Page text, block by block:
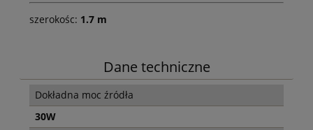
szerokośc: 1.7 m
Dane techniczne
Dokładna moc źródła
30W